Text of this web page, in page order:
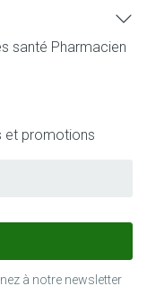
santé Pharmacien
et promotions
à notre newsletter